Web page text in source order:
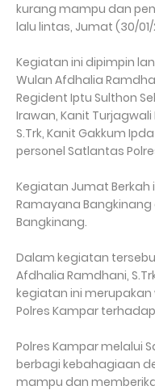
kurang mampu dan
lalu lintas, Jumat (30/
Kegiatan ini dipimpin
Wulan Afdhalia
Regident Iptu Sulthon
Irawan, Kanit Turjagwali
S.Trk, Kanit Gakkum Ipda
personel Satlantas
Kegiatan Jumat Berkah
Ramayana Bangkinang
Bangkinang.
Dalam kegiatan
Afdhalia Ramdhani,
kegiatan ini
Polres Kampar
Polres Kampar melalui
berbagi kebahagiaan
mampu dan